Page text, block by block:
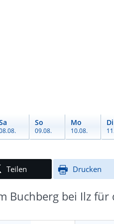
So
09.08.
Mo
10.08.
Di
Teilen Drucken
Buchberg bei Ilz für